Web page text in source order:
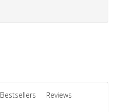
Bestsellers Reviews